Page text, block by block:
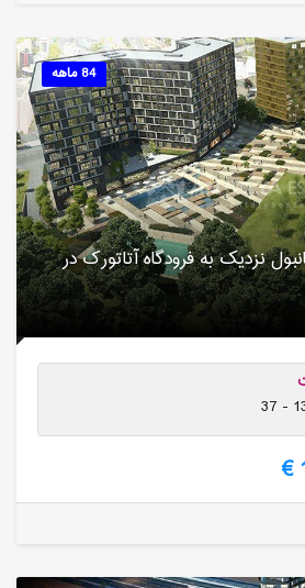
84 ماهه
نزدیک به فرودگاه آتاتورک در
37 -